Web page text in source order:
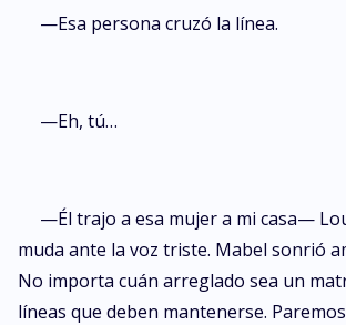
—Esa persona cruzó la línea.
—Eh, tú…
—Él trajo a esa mujer a mi casa—
muda ante la voz triste. Mabel sonrió
No importa cuán arreglado sea un
líneas que deben mantenerse.